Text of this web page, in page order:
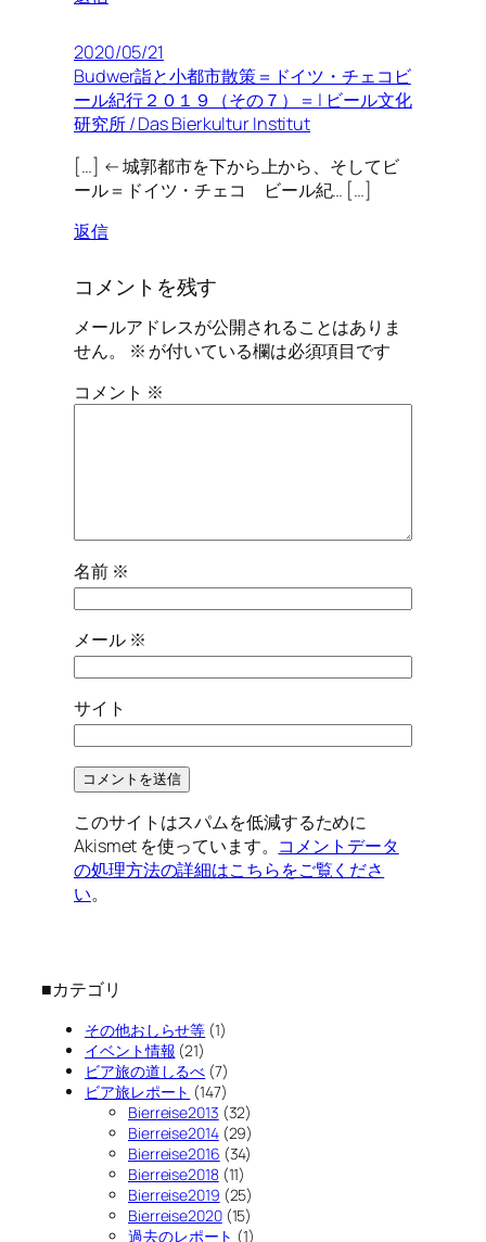
2020/05/21
Budwer詣と小都市散策＝ドイツ・チェコビ
ール紀行２０１９（その７）＝ | ビール文化
研究所 / Das Bierkultur Institut
[…] ← 城郭都市を下から上から、そしてビ
ール＝ドイツ・チェコ ビール紀… […]
返信
コメントを残す
メールアドレスが公開されることはありま
せん。
※ が付いている欄は必須項目です
コメント ※
名前 ※
メール ※
サイト
このサイトはスパムを低減するために
Akismet を使っています。 コメントデータ
の処理方法の詳細はこちらをご覧くださ
い。
■カテゴリ
その他おしらせ等 (1)
イベント情報 (21)
ビア旅の道しるべ (7)
ビア旅レポート (147)
Bierreise2013 (32)
Bierreise2014(29)
Bierreise2016 (34)
Bierreise2018(11)
Bierreise2019 (25)
Bierreise2020(15)
過去のレポート (1)